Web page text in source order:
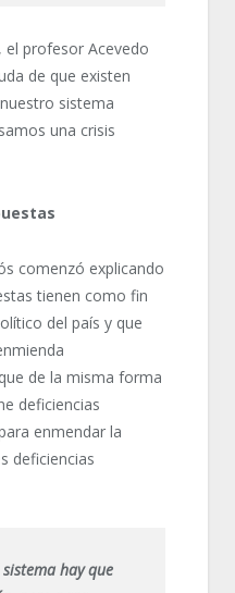
el profesor Acevedo
de que existen
sistema
una crisis
comenzó explicando
tienen como fin
del país y que
de la misma forma
deficiencias
enmendar la
deficiencias
hay que